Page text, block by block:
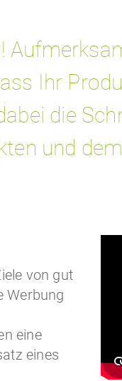
Ihr
die
und
von gut
Werbung
eine
eines